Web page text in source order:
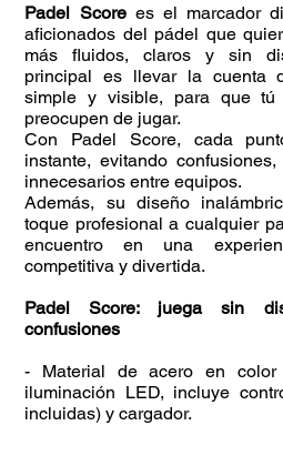
Padel Scorees el marcador
aficionados del pádel que
más fluidos, claros y sin
principal es llevar la cuenta
simple y visible, para que
preocupen de jugar.
Con Padel Score, cada
instante, evitando
innecesarios entre equipos.
Además, su diseño
toque profesional a cualquier
encuentro en una
competitiva y divertida.
Padel Score: juega sin
confusiones
- Material de acero en color
iluminación LED, incluye
incluidas) y cargador.